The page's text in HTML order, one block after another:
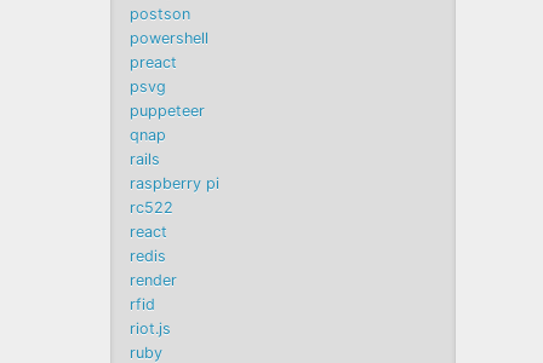
postson
powershell
preact
psvg
puppeteer
qnap
rails
raspberry pi
rc522
react
redis
render
rfid
riot.js
ruby